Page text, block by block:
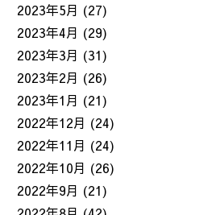
2023年5月 (27)
2023年4月 (29)
2023年3月 (31)
2023年2月 (26)
2023年1月 (21)
2022年12月 (24)
2022年11月 (24)
2022年10月 (26)
2022年9月 (21)